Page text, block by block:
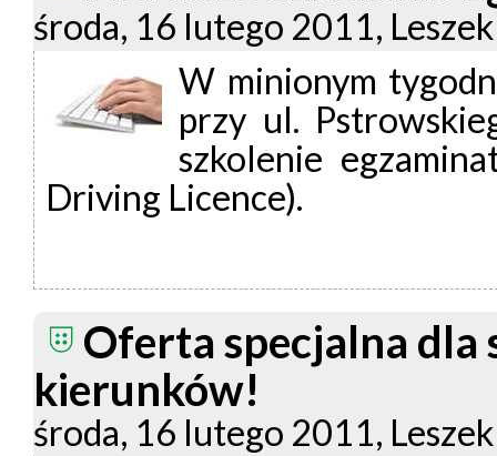
środa, 16 lutego 2011,
W minionym
przy ul.
szkolenie
Driving Licence).
Oferta specjalna
kierunków!
środa, 16 lutego 2011,